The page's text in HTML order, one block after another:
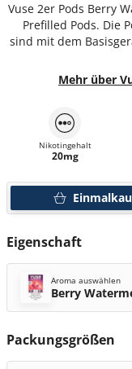
Vuse 2er Pods Berry
Prefilled Pods. Die
sind mit dem
Mehr über
Nikotingehalt
20mg
Eigenschaft
Aroma auswählen
Berry
Packungsgrößen